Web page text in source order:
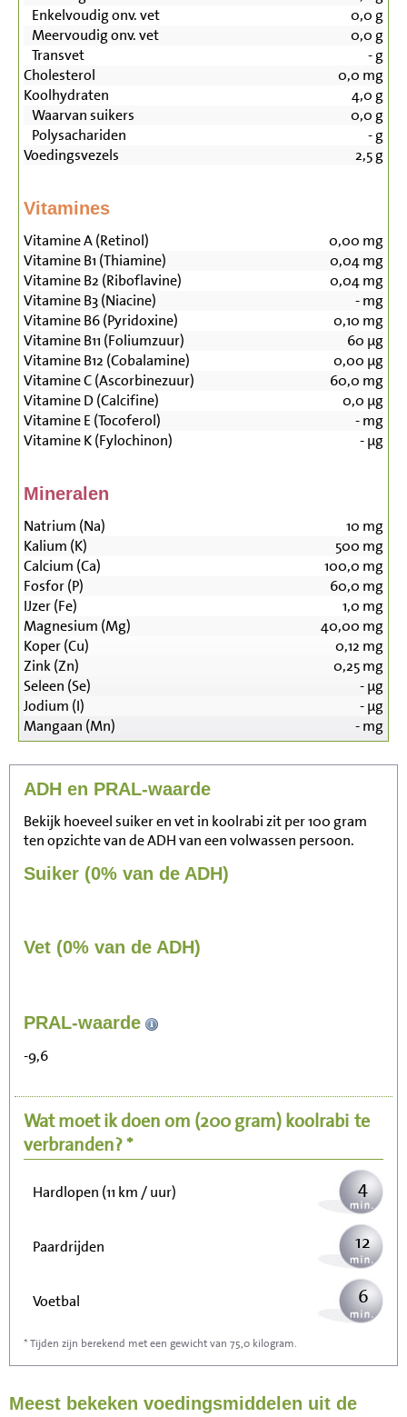
Enkelvoudig onv. vet
0,0 g
Meervoudig onv. vet
0,0 g
Transvet
-g
Cholesterol
0,0 mg
Koolhydraten
4,0 g
Waarvan suikers
0,0 g
Polysachariden
-g
Voedingsvezels
2,5g
Vitamines
Vitamine A (Retinol) 0,00 mg
Vitamine B1 (Thiamine)
0,04mg
Vitamine B2 (Riboflavine)
0,04mg
Vitamine B3 (Niacine)
-mg
Vitamine B6 (Pyridoxine)
0,10 mg
Vitamine B11 (Foliumzuur)
60 µg
Vitamine B12 (Cobalamine)
0,00 µg
Vitamine C (Ascorbinezuur)
60,0 mg
Vitamine D (Calcifine)
0,0 µg
Vitamine E (Tocoferol)
-mg
Vitamine K (Fylochinon)
-µg
Mineralen
Natrium (Na) 10 mg
Kalium (K)
500 mg
Calcium (Ca)
100,0 mg
Fosfor (P)
60,0 mg
IJzer (Fe)
1,0 mg
Magnesium (Mg)
40,00 mg
Koper (Cu)
0,12 mg
Zink (Zn)
0,25mg
Seleen (Se)
-µg
Jodium (I)
-µg
Mangaan (Mn)
-mg
ADH en PRAL-waarde
Bekijk hoeveel suiker en vet in koolrabi zit per 100 gram
ten opzichte van de ADH van een volwassen persoon.
Suiker (0% van de ADH)
Vet (0% van de ADH)
PRAL-waarde
-9,6
Wat moet ik doen om (200 gram)koolrabi te
verbranden? *
Zitten, tv kijken
Wandelen (5 km/uur) 10
Hardlopen (11 km / uur) 4
Paardrijden 12
Voetbal 6
Stofzuigen
Strijken 20
* Tijden zijn berekend met een gewicht van 75,0 kilogram.
Meest bekeken voedingsmiddelen uit de